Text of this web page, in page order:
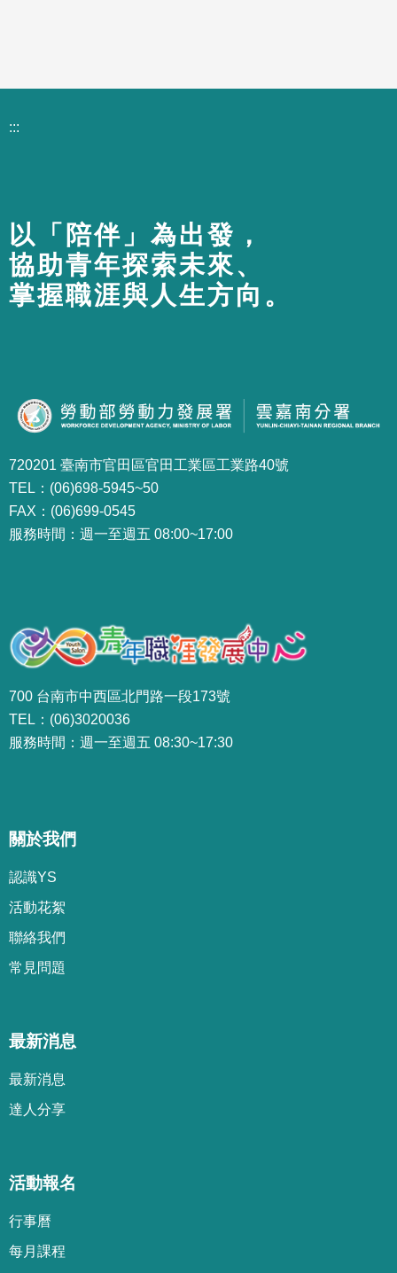
:::
以「陪伴」為出發，
協助青年探索未來、
掌握職涯與人生方向。
720201 臺南市官田區官田工業區工業路40號
TEL：(06)698-5945~50
FAX：(06)699-0545
服務時間：週一至週五 08:00~17:00
700 台南市中西區北門路一段173號
TEL：(06)3020036
服務時間：週一至週五 08:30~17:30
關於我們
認識YS
活動花絮
聯絡我們
常見問題
最新消息
最新消息
達人分享
活動報名
行事曆
每月課程